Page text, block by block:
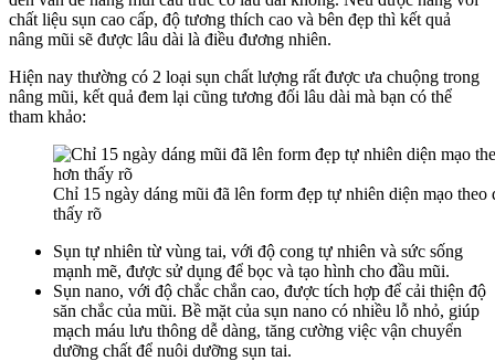
chất liệu sụn cao cấp, độ tương thích cao và bên đẹp thì kết quả
nâng mũi sẽ được lâu dài là điều đương nhiên.
Hiện nay thường có 2 loại sụn chất lượng rất được ưa chuộng trong
nâng mũi, kết quả đem lại cũng tương đối lâu dài mà bạn có thể
tham khảo:
Chỉ 15 ngày dáng mũi đã lên form đẹp tự nhiên diện mạo
thấy rõ
Sụn tự nhiên từ vùng tai, với độ cong tự nhiên và sức sống
mạnh mẽ, được sử dụng để bọc và tạo hình cho đầu mũi.
Sụn nano, với độ chắc chắn cao, được tích hợp để cải thiện độ
săn chắc của mũi. Bề mặt của sụn nano có nhiều lỗ nhỏ, giúp
mạch máu lưu thông dễ dàng, tăng cường việc vận chuyển
dưỡng chất để nuôi dưỡng sụn tai.